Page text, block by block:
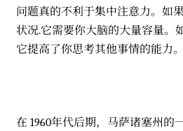
问题真的不利于集中注意力。如
状况.它需要你大脑的大量容量。
它提高了你思考其他事情的能力。
在 1960年代后期，马萨诸塞州的